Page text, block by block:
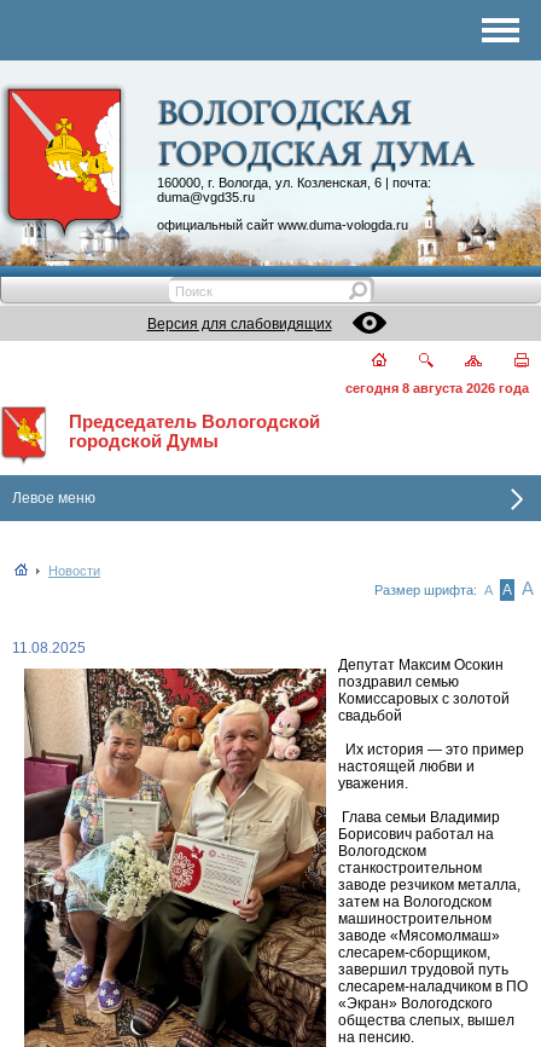
160000, г. Вологда, ул. Козленская, 6 | почта:
duma@vgd35.ru
официальный сайт www.duma-vologda.ru
Контакты
Депутатские объединения
Версия для слабовидящих
сегодня 8 августа 2026 года
Председатель Вологодской
городской Думы
Левое меню
Новости
Размер шрифта: А А А
11.08.2025
Депутат Максим Осокин
поздравил семью
Комиссаровых с золотой
свадьбой
Их история — это пример
настоящей любви и
уважения.
Глава семьи Владимир
Борисович работал на
Вологодском
станкостроительном
заводе резчиком металла,
затем на Вологодском
машиностроительном
заводе «Мясомолмаш»
слесарем-сборщиком,
завершил трудовой путь
слесарем-наладчиком в ПО
«Экран» Вологодского
общества слепых, вышел
на пенсию.